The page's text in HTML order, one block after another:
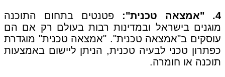
4. "אמצאה טכנית":
פטנטים בתחום התוכנה
מוגנים בישראל ובמדינות רבות בעולם רק אם הם
עוסקים ב"אמצאה טכנית". "אמצאה טכנית" מוגדרת
כפתרון טכני לבעיה טכנית, הניתן ליישום באמצעות
תוכנה או חומרה.